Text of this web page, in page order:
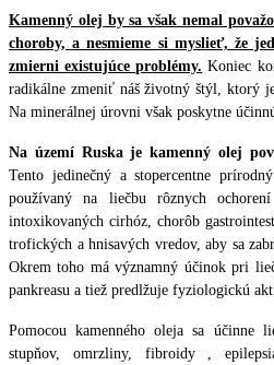
Kamenný olej by sa však nemal
choroby, a nesmieme si myslieť, že
zmierni existujúce problémy. Koniec
radikálne zmeniť náš životný štýl, ktorý
Na minerálnej úrovni však poskytne
Na území Ruska je kamenný olej
Tento jedinečný a stopercentne
používaný na liečbu rôznych
intoxikovaných cirhóz, chorôb
trofických a hnisavých vredov, aby sa
Okrem toho má významný účinok pri
pankreasu a tiež predlžuje fyziologickú
Pomocou kamenného oleja sa účinne
stupňov, omrzliny, fibroidy ,